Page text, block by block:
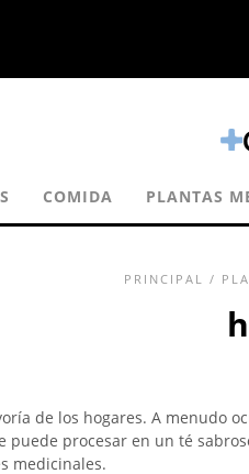
COMIDA PLANTAS
PRINCIPAL /
de los hogares. A menudo
puede procesar en un té
medicinales.